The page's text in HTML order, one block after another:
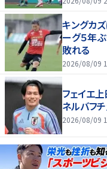
キングカ
ーグ５年
敗れる
2026/08/09
フェイエ
ネルバフ
2026/08/09